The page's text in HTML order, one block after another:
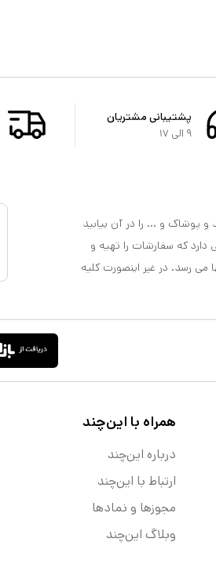
پشتیبانی مشتریان
۹ الی ۱۷
و پوشاک و ... را در آن بیابید
دارد که سفارشات را تهیه و
می رسد. در غیر اینصورت کلیه
همراه با این‌چند
درباره این‌چند
ارتباط با این‌چند
مجوزها و نماد‌ها
وبلاگ این‌چند